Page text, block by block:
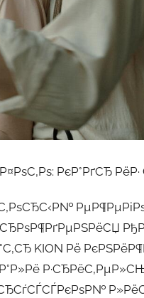
РєР°РґСЂ
KION Рё